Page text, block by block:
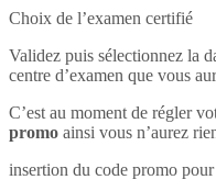
Choix de l’examen certifié
Validez puis sélectionnez la
centre d’examen que vous
C’est au moment de régler
promo ainsi vous n’aurez
insertion du code promo pour